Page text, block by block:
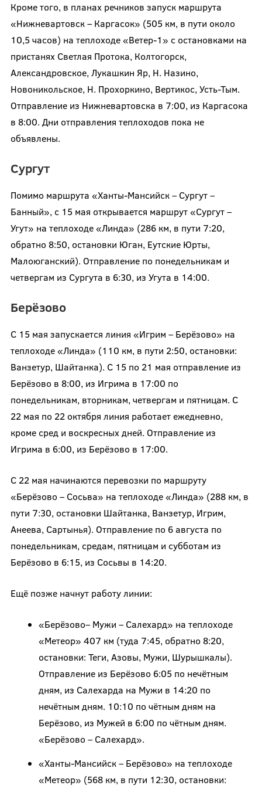
Кроме того, в планах речников запуск маршрута
«Нижневартовск – Каргасок» (505 км, в пути около
10,5 часов) на теплоходе «Ветер-1» с остановками на
пристанях Светлая Протока, Колтогорск,
Александровское, Лукашкин Яр, Н. Назино,
Новоникольское, Н. Прохоркино, Вертикос, Усть-Тым.
Отправление из Нижневартовска в 7:00, из Каргасока
в 8:00. Дни отправления теплоходов пока не
объявлены.
Сургут
Помимо маршрута «Ханты-Мансийск – Сургут –
Банный», с 15 мая открывается маршрут «Сургут –
Угут» на теплоходе «Линда» (286 км, в пути 7:20,
обратно 8:50, остановки Юган, Еутские Юрты,
Малоюганский). Отправление по понедельникам и
четвергам из Сургута в 6:30, из Угута в 14:00.
Берёзово
С 15 мая запускается линия «Игрим – Берёзово» на
теплоходе «Линда» (110 км, в пути 2:50, остановки:
Ванзетур, Шайтанка). С 15 по 21 мая отправление из
Берёзово в 8:00, из Игрима в 17:00 по
понедельникам, вторникам, четвергам и пятницам. С
22 мая по 22 октября линия работает ежедневно,
кроме сред и воскресных дней. Отправление из
Игрима в 6:00, из Берёзово в 17:00.
С 22 мая начинаются перевозки по маршруту
«Берёзово – Сосьва» на теплоходе «Линда» (288 км, в
пути 7:30, остановки Шайтанка, Ванзетур, Игрим,
Анеева, Сартынья). Отправление по 6 августа по
понедельникам, средам, пятницам и субботам из
Берёзово в 6:15, из Сосьвы в 14:20.
Ещё позже начнут работу линии:
«Берёзово– Мужи – Салехард» на теплоходе
«Метеор» 407 км (туда 7:45, обратно 8:20,
остановки: Теги, Азовы, Мужи, Шурышкалы).
Отправление из Берёзово 6:05 по нечётным
дням, из Салехарда на Мужи в 14:20 по
нечётным дням. 10:10 по чётным дням на
Берёзово, из Мужей в 6:00 по чётным дням.
«Берёзово – Салехард».
«Ханты-Мансийск – Берёзово» на теплоходе
«Метеор» (568 км, в пути 12:30, остановки: